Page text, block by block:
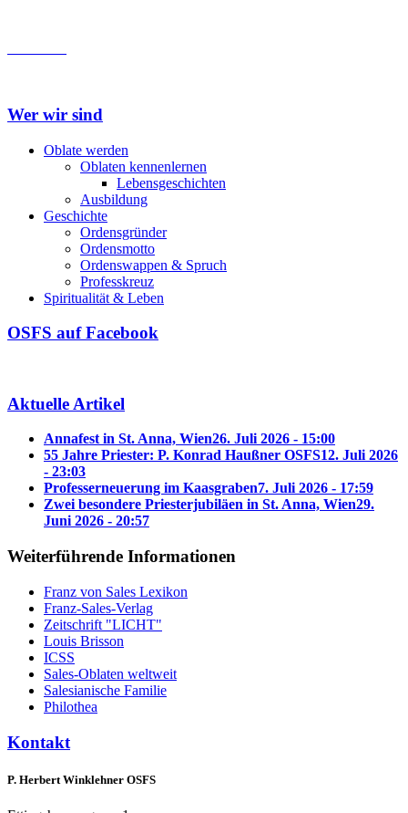
Wer wir sind
Oblate werden
Oblaten kennenlernen
Lebensgeschichten
Ausbildung
Geschichte
Ordensgründer
Ordensmotto
Ordenswappen & Spruch
Professkreuz
Spiritualität & Leben
OSFS auf Facebook
Aktuelle Artikel
Annafest in St. Anna, Wien26. Juli 2026 - 15:00
55 Jahre Priester: P. Konrad Haußner OSFS12. Juli 2026
- 23:03
Professerneuerung im Kaasgraben7. Juli 2026 - 17:59
Zwei besondere Priesterjubiläen in St. Anna, Wien29.
Juni 2026 - 20:57
Weiterführende Informationen
Franz von Sales Lexikon
Franz-Sales-Verlag
Zeitschrift "LICHT"
Louis Brisson
ICSS
Sales-Oblaten weltweit
Salesianische Familie
Philothea
Kontakt
P. Herbert Winklehner OSFS